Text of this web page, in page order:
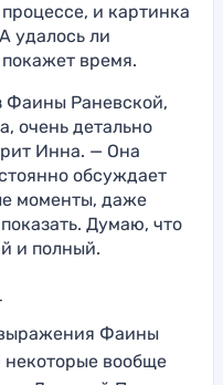
и картинка
удалось ли
время.
Фаины Раневской,
очень детально
Инна. — Она
обсуждает
моменты, даже
Думаю, что
и полный.
Фаины
некоторые вообще